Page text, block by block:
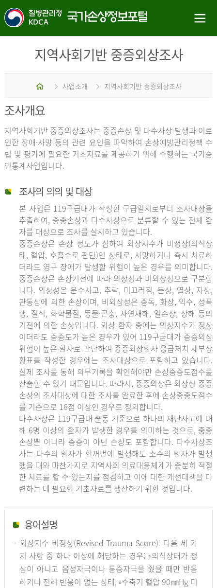
지역사회기반 중증외상조사
홈 사업소개 지역사회기반 중증외상조사
조사개요
지역사회기반 중증외상조사는 중증손상 및 다수사상 발생과 이로
인한 장애·사망 등의 관련 요인을 파악하여 손상예방관리정책 수
립 및 평가에 필요한 기초자료를 제공하기 위해 수행하는 국가승
인통계사업입니다.
조사의 의의 및 대상
본 사업은 119구급대가 작성한 구급일지로부터 조사대상을
추출하여, 중증손상과 다수사상으로 분류할 수 있는 전체 환
자를 대상으로 조사를 실시하고 있습니다.
중증손상은 손상 정도가 심하여 외상지수가 비정상(의식상
태, 혈압, 호흡수로 판단)인 상태로, 사망하거나 즉시 치료하
더라도 영구 장애가 발생할 위험이 높은 경우를 의미합니다.
중증손상은 손상기전에 따라 외상성과 비외상성으로 구분합
니다. 외상성은 운수사고, 추락, 미끄러짐, 둔상, 열상, 자상,
관통상에 의한 손상이며, 비외상성은 중독, 화상, 익수, 성폭
행, 질식, 화학물질, 동물·곤충, 자연재해, 열손상, 상해 등의
기전에 의한 손상입니다. 외상 환자 중에는 외상지수가 정상
이더라도 중증도가 높은 경우가 있어 119구급대가 중증외상
위험이 높은 환자로 판단하여 중증외상환자 응급처치 세부상
황표를 작성한 경우에는 조사대상으로 포함하고 있습니다.
실제 조사를 통해 의무기록을 확인해야만 손상중증도점수를
산출할 수 있기 때문입니다. 따라서, 중증외상은 외상성 중증
손상의 조사대상에 대한 조사를 완료한 후에 손상중증도점수
를 기준으로 16점 이상인 경우로 정의합니다.
다수사상은 119구급대 출동 기준으로 하나의 재난사고에 대
해 6명 이상의 환자가 발생한 경우를 의미하는 것으로, 중증
손상뿐 아니라 중증이 아닌 손상도 포함합니다. 다수사상조
사는 다수의 환자가 한꺼번에 발생해도 소수의 환자가 발생
했을 때와 마찬가지로 지역사회 의료대응체계가 충분히 적절
한 치료를 할 수 있는지를 점검하고 이에 대한 개선대책을 마
련하는 데 필요한 기초자료를 생산하기 위한 것입니다.
용어설명
- 외상지수 비정상(Revised Trauma Score): 다음 세 가
지 사항 중 하나 이상에 해당하는 경우; ◦의식상태가 정
상이 아니고 음성자극이나 통증자극을 줬을 때만 반응
하거나 전혀 반응이 없는 상태, ◦수축기 혈압 90㎜Hg 미